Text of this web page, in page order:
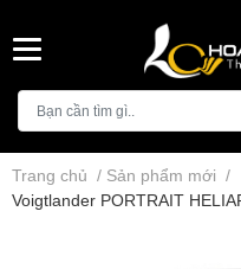
Trang chủ / Sản phẩm mới /
Voigtlander PORTRAIT